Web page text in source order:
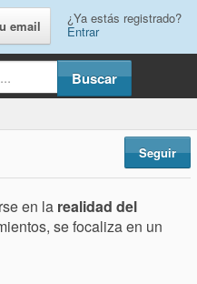
email ¿Ya estás registrado?
Entrar
Seguir
en la realidad del
se focaliza en un